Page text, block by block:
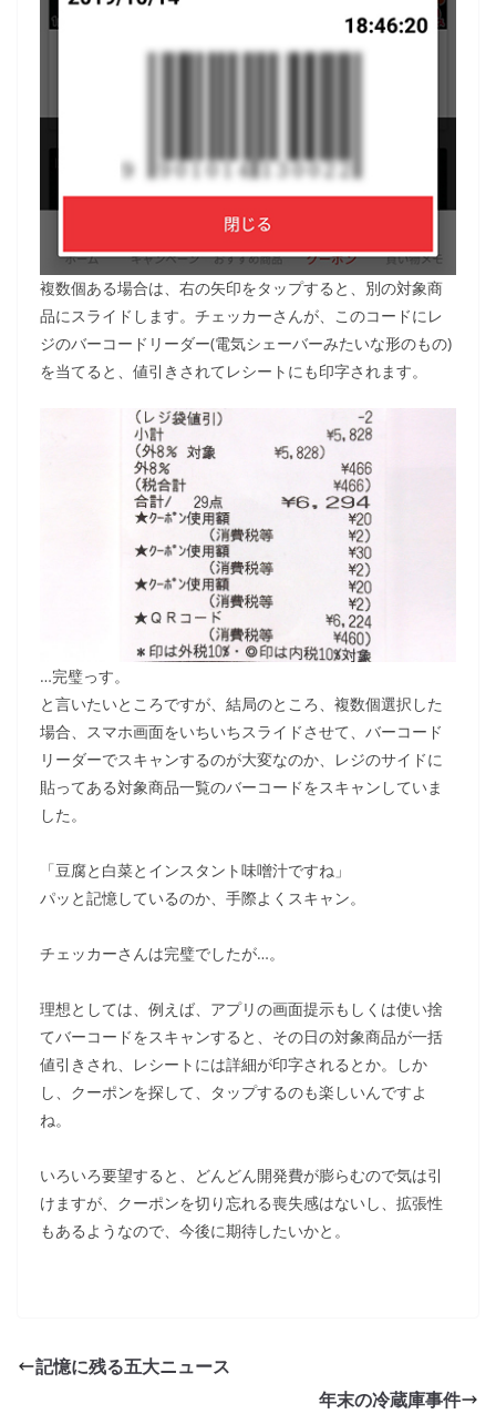
複数個ある場合は、右の矢印をタップすると、別の対象商
品にスライドします。チェッカーさんが、このコードにレ
ジのバーコードリーダー(電気シェーバーみたいな形のもの)
を当てると、値引きされてレシートにも印字されます。
…完璧っす。
と言いたいところですが、結局のところ、複数個選択した
場合、スマホ画面をいちいちスライドさせて、バーコード
リーダーでスキャンするのが大変なのか、レジのサイドに
貼ってある対象商品一覧のバーコードをスキャンしていま
した。
「豆腐と白菜とインスタント味噌汁ですね」
パッと記憶しているのか、手際よくスキャン。
チェッカーさんは完璧でしたが…。
理想としては、例えば、アプリの画面提示もしくは使い捨
てバーコードをスキャンすると、その日の対象商品が一括
値引きされ、レシートには詳細が印字されるとか。しか
し、クーポンを探して、タップするのも楽しいんですよ
ね。
いろいろ要望すると、どんどん開発費が膨らむので気は引
けますが、クーポンを切り忘れる喪失感はないし、拡張性
もあるようなので、今後に期待したいかと。
記憶に残る五大ニュース
年末の冷蔵庫事件